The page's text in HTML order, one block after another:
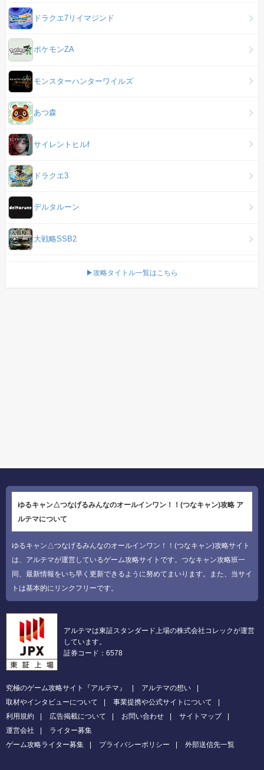
ドラクエ7リイマジンド
ポケモンZA
モンスターハンターワイルズ
あつ森
サイレントヒルf
ドラクエ3
デルタルーン
大戦略SSB2
▶攻略タイトル一覧はこちら
ゆるキャン△つなげるみんなのオールインワン！！(つなキャン)攻略 ア
ルテマについて
ゆるキャン△つなげるみんなのオールインワン！！(つなキャン)攻略サイト
は、アルテマが運営しているゲーム攻略サイトです。つなキャン攻略班一
同、最新情報をいち早く更新できるように努めてまいります。また、当サイ
トは基本的にリンクフリーです。
アルテマは東証スタンダード上場の株式会社コレックが運営
しています。
証券コード：6578
究極のゲーム攻略サイト『アルテマ』
アルテマの想い
取材やインタビューについて
事業提携や公式サイトについて
利用規約
広告掲載について お問い合わせ
サイトマップ
運営会社
ライター募集
ゲーム攻略ライター募集
プライバシーポリシー 外部送信先一覧